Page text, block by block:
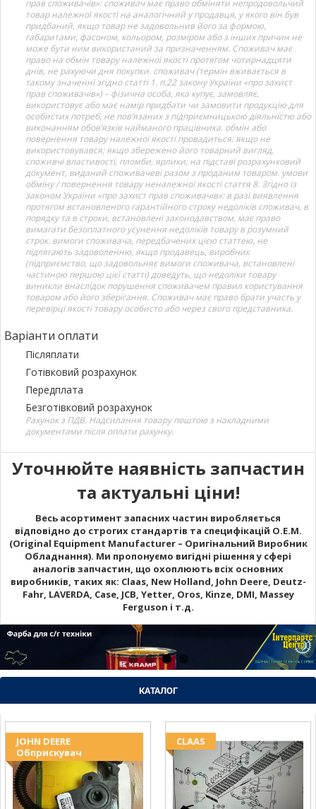
прав споживачів»: споживач має право обміняти непродовольчий
товар належної якості на аналогічний у продавця, у якого він був
придбаний, якщо товар не задовольнив його за формою,
габаритами, фасоном, кольором, розміром або з інших причин не
може бути ним використаний за призначенням. Споживач має
право на обмін товару належної якості протягом чотирнадцяти
днів, не рахуючи дня покупки. споживач (термін вживається в
такому значенні згідно статті 1. п.22 закону України «про захист
прав споживачів») – фізична особа, яка купує, замовляє,
використовує або має намір придбати чи замовити продукцію для
особистих потреб, не пов’язаних з підприємницькою діяльністю або
виконанням обов’язків найманого працівника. обмін або
повернення товару належної якості провадиться: якщо не
використовувався; якщо збережено його товарний вигляд,
споживчі властивості, пломби, ярлики; на підставі розрахунковий
документ, виданий споживачеві разом з проданим товаром. умови
обміну / повернення товару неналежної якості стаття 8. Згідно із
законом України «про захист прав споживачів»: в разі виявлення
протягом встановленого гарантійного строку недоліків споживач, в
порядку та в строки, встановлені законодавством, має право
вимагати безоплатного усунення недоліків товару в розумний
строк. вимоги споживача, передбачених цією статтею, не
підлягають задоволенню, якщо продавець, виробник
(підприємство, що задовольняє вимоги споживача, встановлені
частиною першою цієї статті) доведуть, що недоліки товару
виникли внаслідок порушення споживачем правил користування
товаром або його зберігання. Споживач має право брати участь у
перевірці якості товару особисто або через свого представника.
Варіанти оплати
Післяплати
Готівковий розрахунок
Передплата
Безготівковий розрахунок
Рахунок з ПДВ. Надсилання товару поштою з накладними
документами після оплати рахунку.
Уточнюйте наявність запчастин
та актуальні ціни!
Весь асортимент запасних частин виробляється
відповідно до строгих стандартів та специфікацій O.E.M.
(Original Equipment Manufacturer – Оригінальний Виробник
Обладнання). Ми пропонуємо вигідні рішення у сфері
аналогів запчастин, що охоплюють всіх основних
виробників, таких як: Claas, New Holland, John Deere, Deutz-
Fahr, LAVERDA, Case, JCB, Yetter, Oros, Kinze, DMI, Massey
Ferguson і т.д.
КАТАЛОГ
JOHN DEERE
Обприскувач
CLAAS